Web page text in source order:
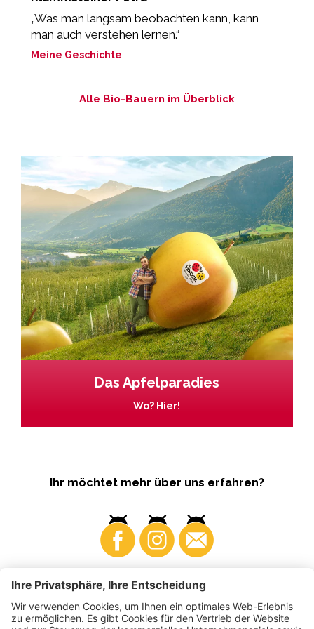
„Was man langsam beobachten kann, kann
man auch verstehen lernen.“
Meine Geschichte
Alle Bio-Bauern im Überblick
Das Apfelparadies
Wo? Hier!
Ihr möchtet mehr über uns erfahren?
Business Produzenten